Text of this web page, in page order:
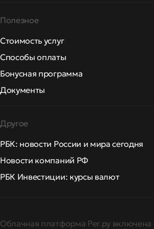
Полезное
Стоимость услуг
Способы оплаты
Бонусная программа
Документы
Другое
РБК: новости России и мира сегодня
Новости компаний РФ
РБК Инвестиции: курсы валют
Облачная платформа Рег.ру